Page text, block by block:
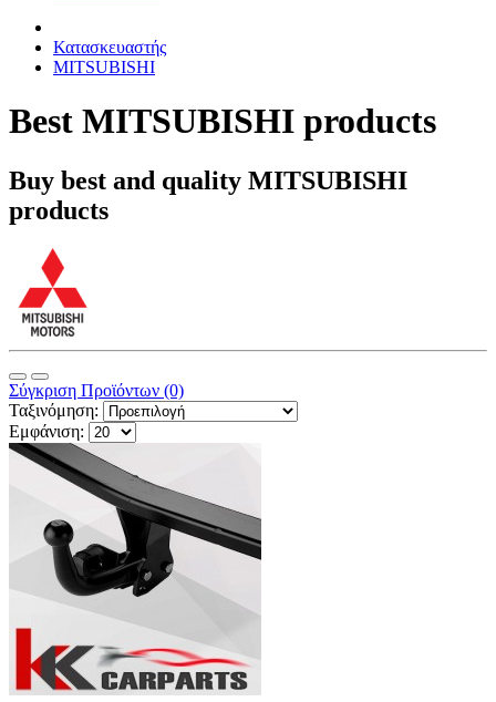
Κατασκευαστής
MITSUBISHI
Best MITSUBISHI products
Buy best and quality MITSUBISHI
products
Σύγκριση Προϊόντων (0)
Ταξινόμηση:
Εμφάνιση: